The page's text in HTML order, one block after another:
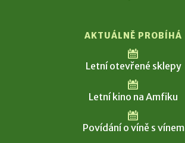
AKTUÁLNĚ PROBÍHÁ
Letní otevřené sklepy
Letní kino na Amfiku
Povídání o víně s vínem